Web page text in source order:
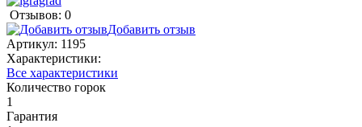
Отзывов: 0
Добавить отзыв
Артикул: 1195
Характеристики:
Все характеристики
Количество горок
1
Гарантия